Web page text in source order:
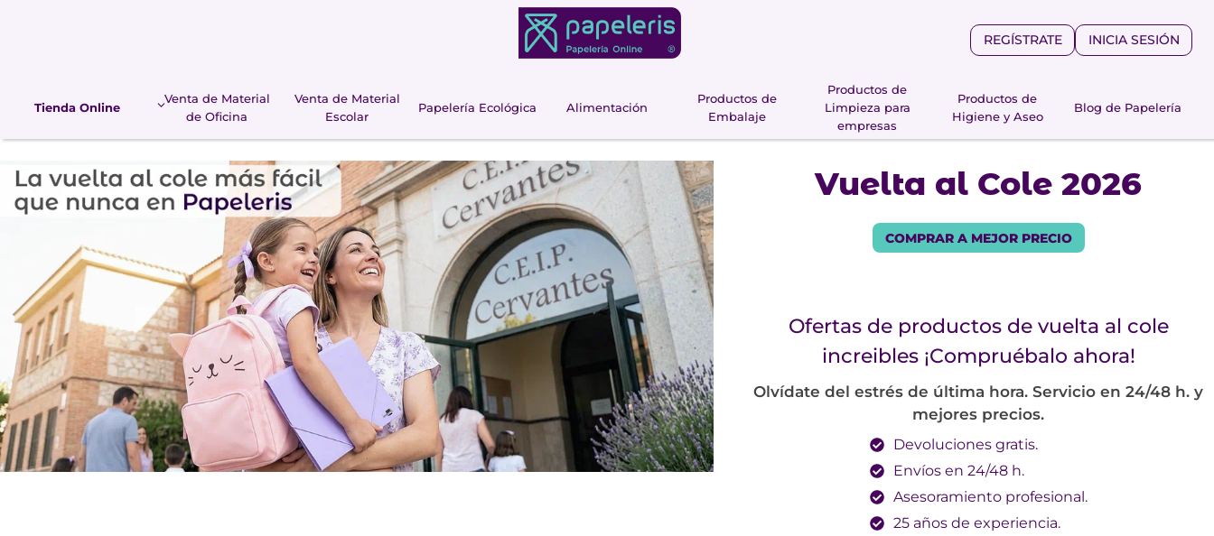
REGÍSTRATE INICIA SESIÓN
Tienda Online
Venta de Material
de Oficina
Venta de Material
Escolar
Papelería Ecológica Alimentación
Productos de
Embalaje
Productos de
Limpieza para
empresas
Productos de
Higiene y Aseo
Blog de Papelería
Vuelta al Cole 2026
COMPRAR A MEJOR PRECIO
Ofertas de productos de vuelta al cole
increibles ¡Compruébalo ahora!
Olvídate del estrés de última hora. Servicio en 24/48 h. y
mejores precios.
Devoluciones gratis.
Envíos en 24/48 h.
Asesoramiento profesional.
25 años de experiencia.